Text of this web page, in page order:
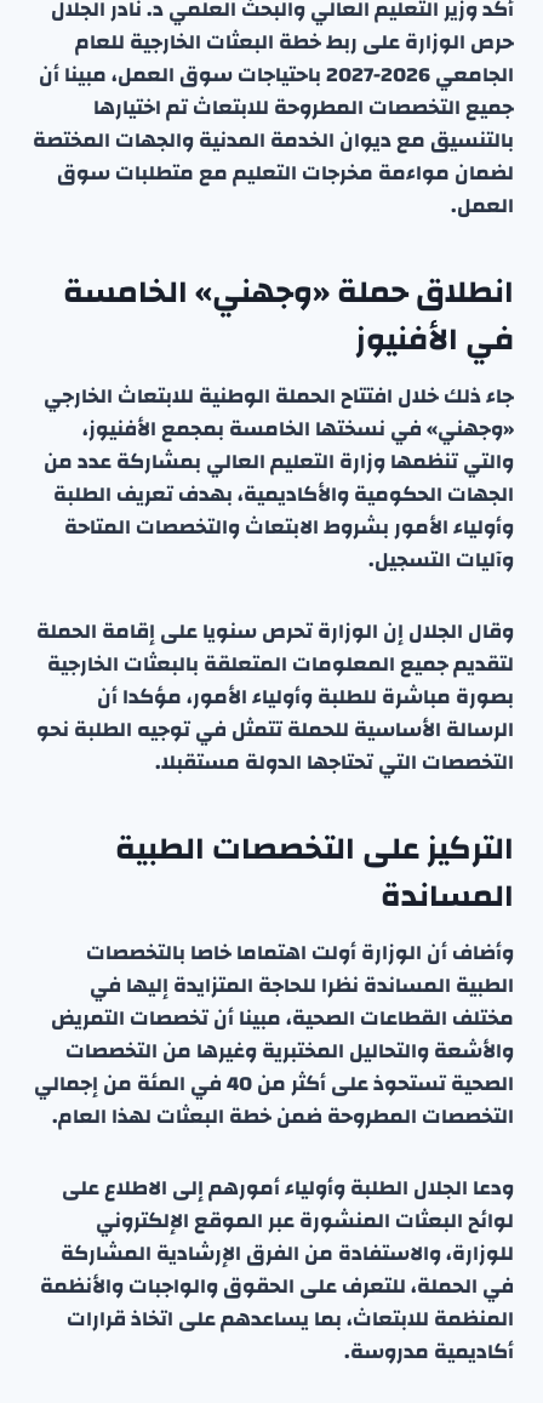
أكد وزير التعليم العالي والبحث العلمي د. نادر الجلال
حرص الوزارة على ربط خطة البعثات الخارجية للعام
الجامعي 2026-2027 باحتياجات سوق العمل، مبينا أن
جميع التخصصات المطروحة للابتعاث تم اختيارها
بالتنسيق مع ديوان الخدمة المدنية والجهات المختصة
لضمان مواءمة مخرجات التعليم مع متطلبات سوق
العمل.
انطلاق حملة «وجهني» الخامسة
في الأفنيوز
جاء ذلك خلال افتتاح الحملة الوطنية للابتعاث الخارجي
«وجهني» في نسختها الخامسة بمجمع الأفنيوز،
والتي تنظمها وزارة التعليم العالي بمشاركة عدد من
الجهات الحكومية والأكاديمية، بهدف تعريف الطلبة
وأولياء الأمور بشروط الابتعاث والتخصصات المتاحة
وآليات التسجيل.
وقال الجلال إن الوزارة تحرص سنويا على إقامة الحملة
لتقديم جميع المعلومات المتعلقة بالبعثات الخارجية
بصورة مباشرة للطلبة وأولياء الأمور، مؤكدا أن
الرسالة الأساسية للحملة تتمثل في توجيه الطلبة نحو
التخصصات التي تحتاجها الدولة مستقبلا.
التركيز على التخصصات الطبية
المساندة
وأضاف أن الوزارة أولت اهتماما خاصا بالتخصصات
الطبية المساندة نظرا للحاجة المتزايدة إليها في
مختلف القطاعات الصحية، مبينا أن تخصصات التمريض
والأشعة والتحاليل المختبرية وغيرها من التخصصات
الصحية تستحوذ على أكثر من 40 في المئة من إجمالي
التخصصات المطروحة ضمن خطة البعثات لهذا العام.
ودعا الجلال الطلبة وأولياء أمورهم إلى الاطلاع على
لوائح البعثات المنشورة عبر الموقع الإلكتروني
للوزارة، والاستفادة من الفرق الإرشادية المشاركة
في الحملة، للتعرف على الحقوق والواجبات والأنظمة
المنظمة للابتعاث، بما يساعدهم على اتخاذ قرارات
أكاديمية مدروسة.